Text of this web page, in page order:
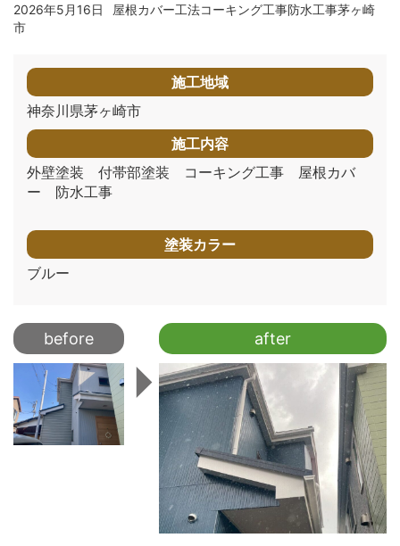
2026年5月16日
屋根カバー工法コーキング工事防水工事茅ヶ崎
市
施工地域
神奈川県茅ヶ崎市
施工内容
外壁塗装 付帯部塗装 コーキング工事 屋根カバ
ー 防水工事
塗装カラー
ブルー
before after